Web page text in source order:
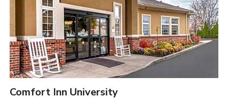
Comfort Inn University